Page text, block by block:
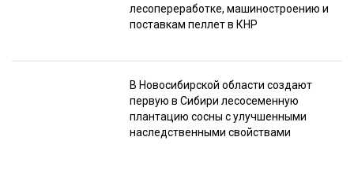
лесопереработке, машиностроению и
поставкам пеллет в КНР
В Новосибирской области создают
первую в Сибири лесосеменную
плантацию сосны с улучшенными
наследственными свойствами